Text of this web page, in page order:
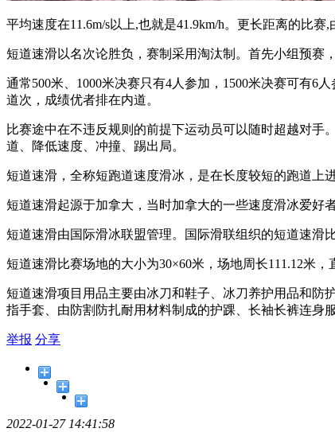
平均速度在11.6m/s以上,也就是41.9km/h。更长距离的比
短道速滑以名次论胜负，赛制采用淘汰制。首先小组预赛
通常500米、1000米决赛只有4人参加，1500米决赛可有6
道次，成绩优者排在内道。
比赛途中在不违反规则的前提下运动员可以随时超越对
道、降低速度、冲撞、踢出局。
短道速滑，全称短跑道速度滑冰，是在长度较短的跑道上
短道速滑起源于加拿大，当时加拿大的一些速度滑冰爱好
短道速滑由国际滑冰联盟管理。国际滑联组织的短道速滑
短道速滑比赛场地的大小为30×60米，场地周长111.12米
短道速滑项目用品主要由冰刀和鞋子、冰刀养护用品和防
指手套、由防割防扎耐用材料制成的护踝、长袖长裤连身
举报 分享
2022-01-27 14:41:58